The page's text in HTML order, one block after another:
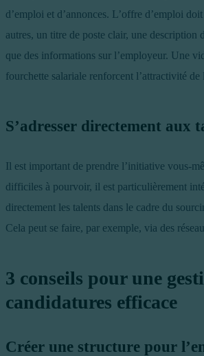
d’emploi et d’annonces. L’offre d’emploi
autres, un titre de poste clair, une description
que des informations sur l’employeur. Une
fourchette salariale renforcent l’attractivité de
S’adresser directement aux
Il est important de prendre l’initiative vous-
difficiles à pourvoir, il est particulièrement
directement les talents dans le cadre du
Cela peut se faire, par exemple, via des
3 conseils pour une
candidatures efficace
Créer une structure pour